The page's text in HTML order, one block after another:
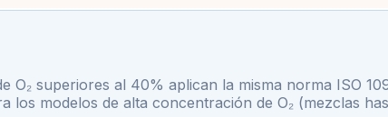
superiores al 40% aplican la misma norma ISO
modelos de alta concentración de O₂ (mezclas